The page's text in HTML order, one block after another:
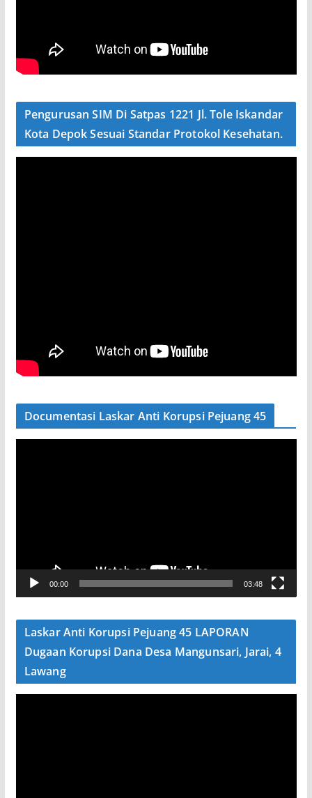
Pengurusan SIM Di Satpas 1221 Jl. Tole Iskandar
Kota Depok Sesuai Standar Protokol Kesehatan.
Documentasi Laskar Anti Korupsi Pejuang 45
V
e
00:00 03:48
Laskar Anti Korupsi Pejuang 45 LAPORAN
Dugaan Korupsi Dana Desa Mangunsari, Jarai, 4
Lawang